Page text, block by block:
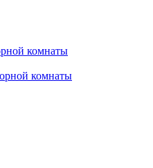
комнаты
комнаты